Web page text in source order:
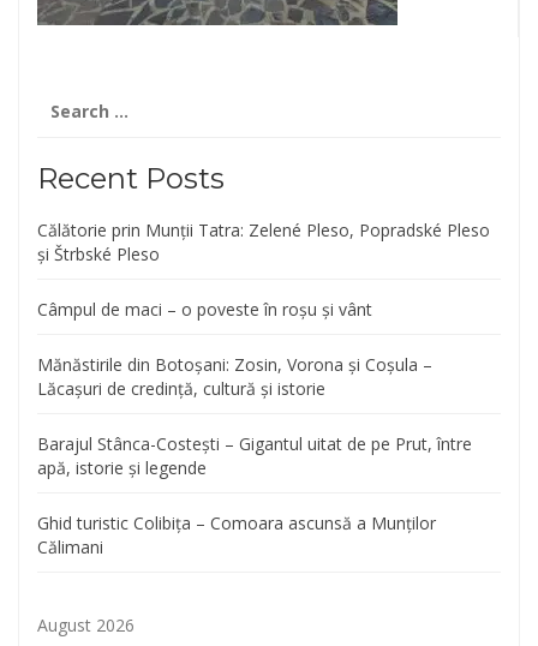
for:
Recent Posts
Călătorie prin Munții Tatra: Zelené Pleso, Popradské Pleso
și Štrbské Pleso
Câmpul de maci – o poveste în roșu și vânt
Mănăstirile din Botoșani: Zosin, Vorona și Coșula –
Lăcașuri de credință, cultură și istorie
Barajul Stânca-Costești – Gigantul uitat de pe Prut, între
apă, istorie și legende
Ghid turistic Colibița – Comoara ascunsă a Munților
Călimani
August 2026